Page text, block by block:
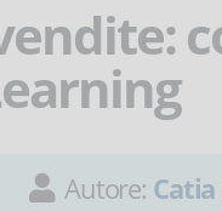
Autore: Catia